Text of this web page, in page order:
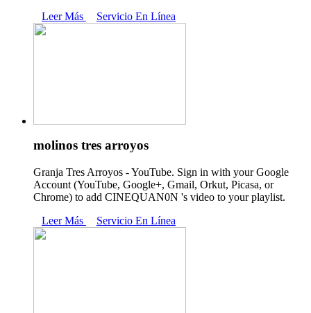
Leer Más
Servicio En Línea
molinos tres arroyos
Granja Tres Arroyos - YouTube. Sign in with your Google
Account (YouTube, Google+, Gmail, Orkut, Picasa, or
Chrome) to add CINEQUAN0N 's video to your playlist.
Leer Más
Servicio En Línea